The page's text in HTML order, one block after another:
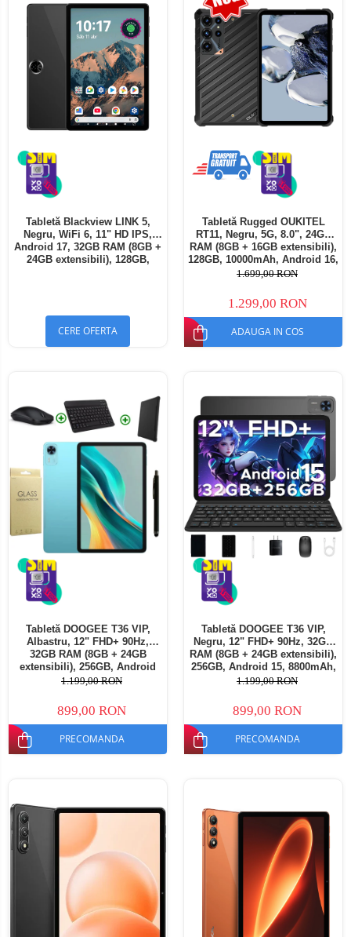
Tabletă Blackview LINK 5,
Negru, WiFi 6, 11" HD IPS,
Android 17, 32GB RAM (8GB +
24GB extensibili), 128GB,
CERE OFERTA
Tabletă Rugged OUKITEL
RT11, Negru, 5G, 8.0", 24GB
RAM (8GB + 16GB extensibili),
128GB, 10000mAh, Android 16,
Cameră 16MP AI, Dock
1.699,00 RON
1.299,00 RON
ADAUGA IN COS
Tabletă DOOGEE T36 VIP,
Albastru, 12" FHD+ 90Hz,
32GB RAM (8GB + 24GB
extensibili), 256GB, Android
15, 8800mAh, Dual SIM
1.199,00 RON
899,00 RON
PRECOMANDA
Tabletă DOOGEE T36 VIP,
Negru, 12" FHD+ 90Hz, 32GB
RAM (8GB + 24GB extensibili),
256GB, Android 15, 8800mAh,
Dual SIM
1.199,00 RON
899,00 RON
PRECOMANDA